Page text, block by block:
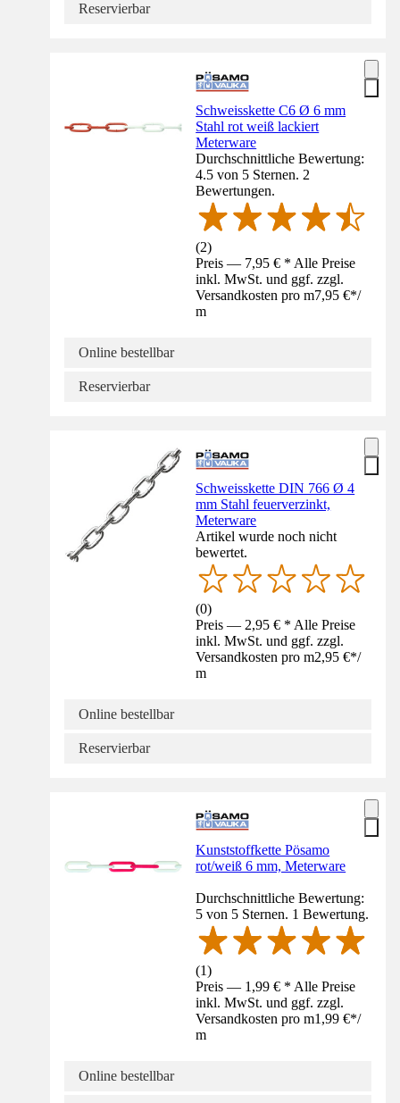
Reservierbar
Schweisskette C6 Ø 6 mm
Stahl rot weiß lackiert
Meterware
Durchschnittliche Bewertung:
4.5 von 5 Sternen. 2
Bewertungen.
(2)
Preis — 7,95 € * Alle Preise
inkl. MwSt. und ggf. zzgl.
Versandkosten pro m7,95 €*/
m
Online bestellbar
Reservierbar
Schweisskette DIN 766 Ø 4
mm Stahl feuerverzinkt,
Meterware
Artikel wurde noch nicht
bewertet.
(0)
Preis — 2,95 € * Alle Preise
inkl. MwSt. und ggf. zzgl.
Versandkosten pro m2,95 €*/
m
Online bestellbar
Reservierbar
Kunststoffkette Pösamo
rot/weiß 6 mm, Meterware
Durchschnittliche Bewertung:
5 von 5 Sternen. 1 Bewertung.
(1)
Preis — 1,99 € * Alle Preise
inkl. MwSt. und ggf. zzgl.
Versandkosten pro m1,99 €*/
m
Online bestellbar